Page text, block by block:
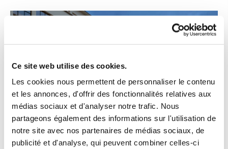
Ce site web utilise des cookies.
Les cookies nous permettent de personnaliser le contenu
et les annonces, d'offrir des fonctionnalités relatives aux
médias sociaux et d'analyser notre trafic. Nous
partageons également des informations sur l'utilisation de
notre site avec nos partenaires de médias sociaux, de
publicité et d'analyse, qui peuvent combiner celles-ci